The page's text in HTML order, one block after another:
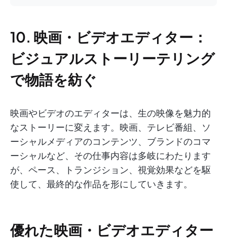
10. 映画・ビデオエディター：
ビジュアルストーリーテリング
で物語を紡ぐ
映画やビデオのエディターは、生の映像を魅力的
なストーリーに変えます。映画、テレビ番組、ソ
ーシャルメディアのコンテンツ、ブランドのコマ
ーシャルなど、その仕事内容は多岐にわたります
が、ペース、トランジション、視覚効果などを駆
使して、最終的な作品を形にしていきます。
優れた映画・ビデオエディター